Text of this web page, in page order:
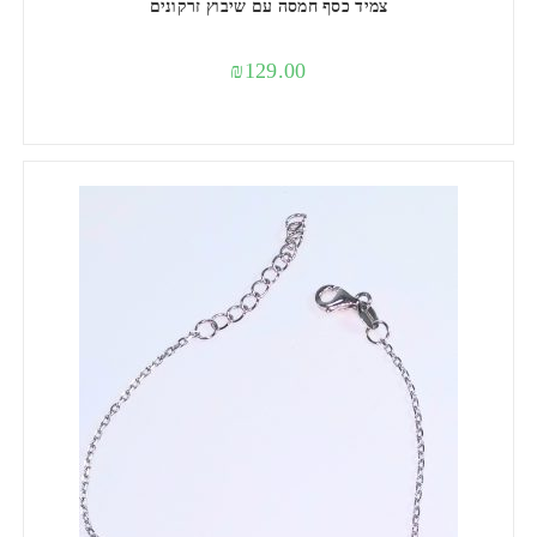
צמיד כסף חמסה עם שיבוץ זרקונים
₪129.00